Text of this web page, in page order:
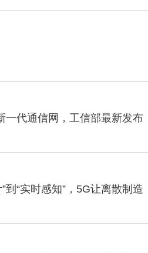
一代通信网，工信部最新发布
到“实时感知”，5G让离散制造